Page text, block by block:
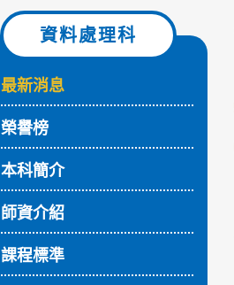
資料處理科
最新消息
榮譽榜
本科簡介
師資介紹
課程標準